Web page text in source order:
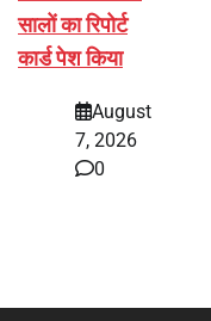
सालों का रिपोर्ट
कार्ड पेश किया
August
7, 2026
0